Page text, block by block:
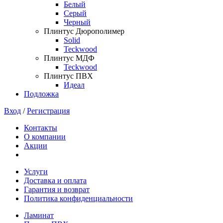
Белый
Серый
Черный
Плинтус Дюрополимер
Solid
Teckwood
Плинтус МДФ
Teckwood
Плинтус ПВХ
Идеал
Подложка
Вход /Регистрация
Контакты
О компании
Акции
Услуги
Доставка и оплата
Гарантия и возврат
Политика конфиденциальности
Ламинат